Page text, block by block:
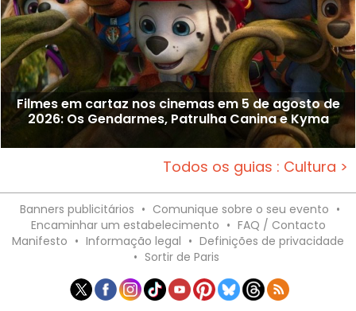
Filmes em cartaz nos cinemas em 5 de agosto de
2026: Os Gendarmes, Patrulha Canina e Kyma
Todos os guias : Cultura >
Banners publicitários • Comunique sobre o seu evento •
Encaminhar um estabelecimento • FAQ / Contacto
Manifesto • Informação legal • Definições de privacidade
• Sortir de Paris